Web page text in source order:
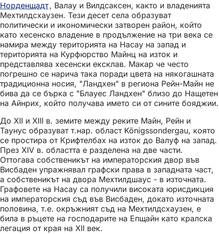
Норденщадт, Валау и Вилдсаксен, както и владенията
Мехтилдсхаузен. Тези десет села образуват
политически и икономически затворен район, който
като хесенско владение в продължение на три века се
намира между територията на Насау на запад и
територията на Курфюрство Майнц на изток и
представлява хесенски ексклав. Макар че често
погрешно се нарича така поради цвета на някогашната
традиционна носия, "Ландхен" в региона Рейн-Майн не
бива да се бърка с "Блауес Ландхен" близо до Нащетен
на Айнрих, който получава името си от сините бояджии.
До XII и XIII в. земите между реките Майн, Рейн и
Таунус образуват т.нар. област Königssondergau, която
се простира от Крифтелбах на изток до Валуф на запад.
През XIV в. областта е разделена на две части.
Оттогава собственикът на императорския двор във
Висбаден упражнявал графски права в западната част,
а собственикът на двора Мехтилдшаус - в източната.
Графовете на Насау са получили високата юрисдикция
на императорския съд във Висбаден, докато източната
половина, т.е. окръжният съд на Мехтилдсхаузен, е
била в ръцете на господарите на Епщайн като кралска
легация от края на XII век.